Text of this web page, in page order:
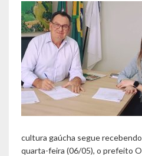
cultura gaúcha segue
quarta-feira (06/05), o prefeito